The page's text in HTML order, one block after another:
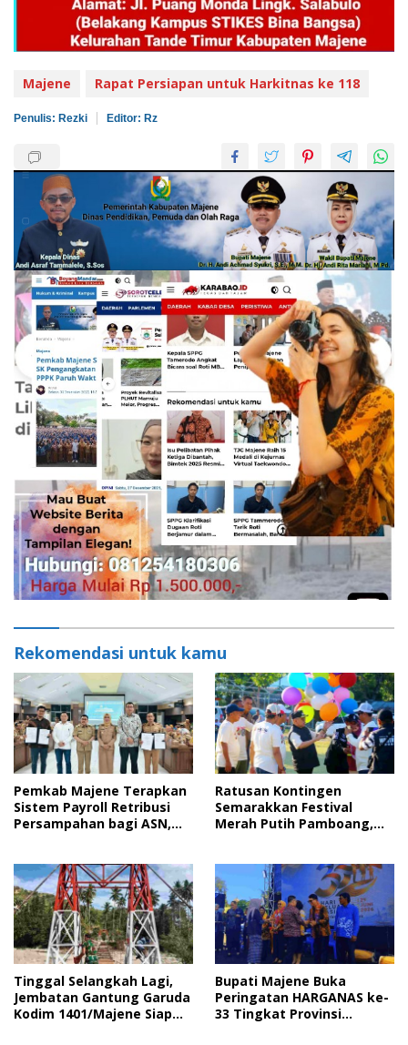
Majene Rapat Persiapan untuk Harkitnas ke 118
Penulis: Rezki Editor: Rz
Rekomendasi untuk kamu
Pemkab Majene Terapkan
Sistem Payroll Retribusi
Persampahan bagi ASN,
Ratusan Kontingen
Semarakkan Festival
Merah Putih Pamboang,
Tanah Air
Tinggal Selangkah Lagi,
Jembatan Gantung Garuda
Kodim 1401/Majene Siap
Bupati Majene Buka
Peringatan HARGANAS ke-
33 Tingkat Provinsi